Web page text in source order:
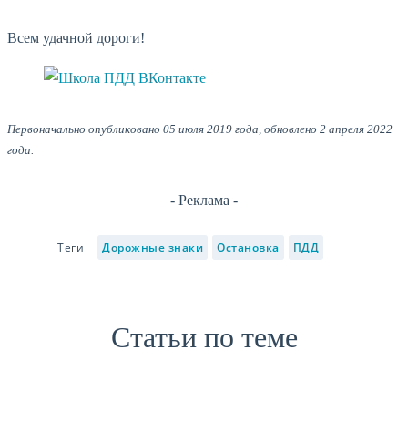
Всем удачной дороги!
Первоначально опубликовано 05 июля 2019 года, обновлено 2 апреля 2022
года.
- Реклама -
Теги Дорожные знаки Остановка ПДД
Статьи по теме